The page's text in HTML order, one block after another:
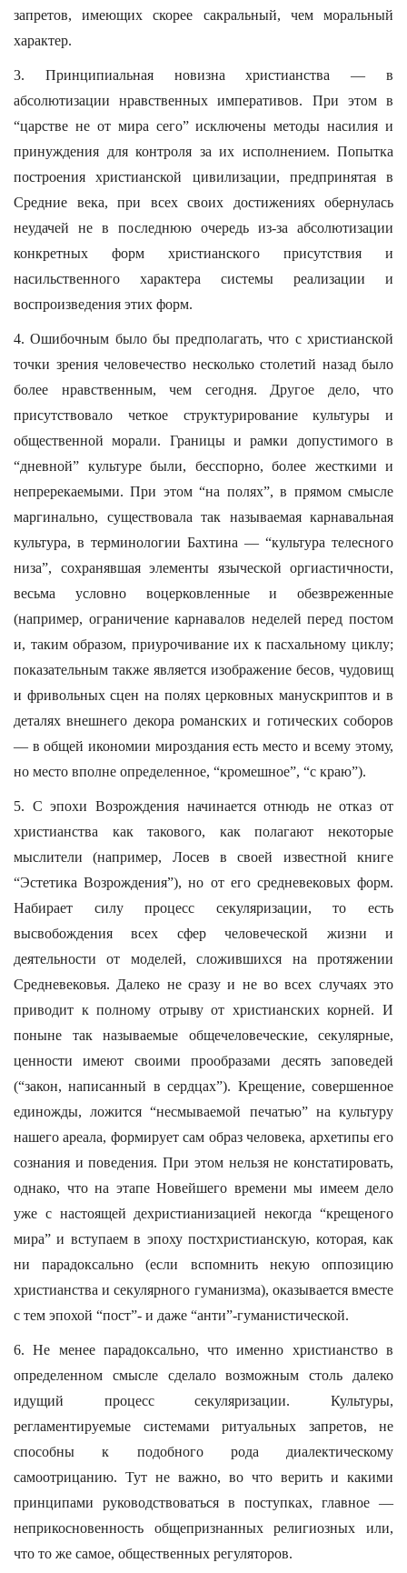
запретов, имеющих скорее сакральный, чем моральный
характер.
3. Принципиальная новизна христианства — в
абсолютизации нравственных императивов. При этом в
“царстве не от мира сего” исключены методы насилия и
принуждения для контроля за их исполнением. Попытка
построения христианской цивилизации, предпринятая в
Средние века, при всех своих достижениях обернулась
неудачей не в последнюю очередь из-за абсолютизации
конкретных форм христианского присутствия и
насильственного характера системы реализации и
воспроизведения этих форм.
4. Ошибочным было бы предполагать, что с христианской
точки зрения человечество несколько столетий назад было
более нравственным, чем сегодня. Другое дело, что
присутствовало четкое структурирование культуры и
общественной морали. Границы и рамки допустимого в
“дневной” культуре были, бесспорно, более жесткими и
непререкаемыми. При этом “на полях”, в прямом смысле
маргинально, существовала так называемая карнавальная
культура, в терминологии Бахтина — “культура телесного
низа”, сохранявшая элементы языческой оргиастичности,
весьма условно воцерковленные и обезвреженные
(например, ограничение карнавалов неделей перед постом
и, таким образом, приурочивание их к пасхальному циклу;
показательным также является изображение бесов, чудовищ
и фривольных сцен на полях церковных манускриптов и в
деталях внешнего декора романских и готических соборов
— в общей икономии мироздания есть место и всему этому,
но место вполне определенное, “кромешное”, “с краю”).
5. С эпохи Возрождения начинается отнюдь не отказ от
христианства как такового, как полагают некоторые
мыслители (например, Лосев в своей известной книге
“Эстетика Возрождения”), но от его средневековых форм.
Набирает силу процесс секуляризации, то есть
высвобождения всех сфер человеческой жизни и
деятельности от моделей, сложившихся на протяжении
Средневековья. Далеко не сразу и не во всех случаях это
приводит к полному отрыву от христианских корней. И
поныне так называемые общечеловеческие, секулярные,
ценности имеют своими прообразами десять заповедей
(“закон, написанный в сердцах”). Крещение, совершенное
единожды, ложится “несмываемой печатью” на культуру
нашего ареала, формирует сам образ человека, архетипы его
сознания и поведения. При этом нельзя не констатировать,
однако, что на этапе Новейшего времени мы имеем дело
уже с настоящей дехристианизацией некогда “крещеного
мира” и вступаем в эпоху постхристианскую, которая, как
ни парадоксально (если вспомнить некую оппозицию
христианства и секулярного гуманизма), оказывается вместе
с тем эпохой “пост”- и даже “анти”-гуманистической.
6. Не менее парадоксально, что именно христианство в
определенном смысле сделало возможным столь далеко
идущий процесс секуляризации. Культуры,
регламентируемые системами ритуальных запретов, не
способны к подобного рода диалектическому
самоотрицанию. Тут не важно, во что верить и какими
принципами руководствоваться в поступках, главное —
неприкосновенность общепризнанных религиозных или,
что то же самое, общественных регуляторов.